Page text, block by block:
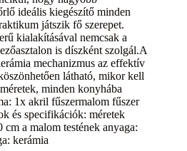
ideális kiegészítő minden
játszik fő szerepet.
kialakításával nemcsak a
is díszként szolgál.A
mechanizmus az effektív
látható, mikor kell
minden konyhába
1x akril fűszermalom fűszer
és specifikációk: méretek
a malom testének anyaga:
kerámia